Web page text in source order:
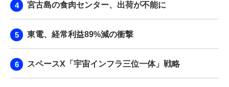
宮古島の食肉センター、出荷が不能に
東電、経常利益89%減の衝撃
スペースX「宇宙インフラ三位一体」戦略